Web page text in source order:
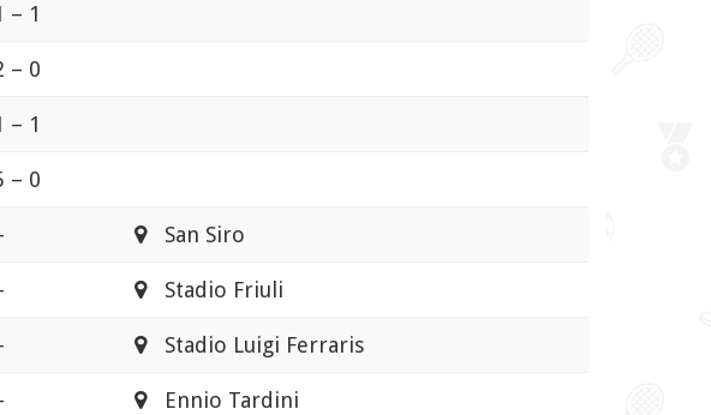
– 1
– 0
– 1
– 0
San Siro
Stadio Friuli
Stadio Luigi Ferraris
Ennio Tardini